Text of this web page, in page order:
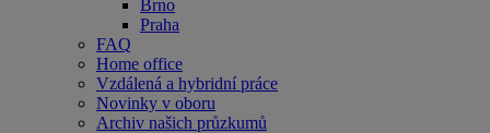
Brno
Praha
FAQ
Home office
Vzdálená a hybridní práce
Novinky v oboru
Archiv našich průzkumů